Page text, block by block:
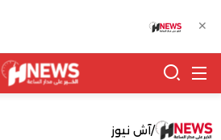
/آش نيوز
✕